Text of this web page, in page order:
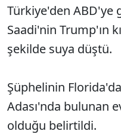
Türkiye'den ABD'ye
Saadi'nin Trump'ın
şekilde suya düştü.
Şüphelinin
Adası'nda bulunan
olduğu belirtildi.